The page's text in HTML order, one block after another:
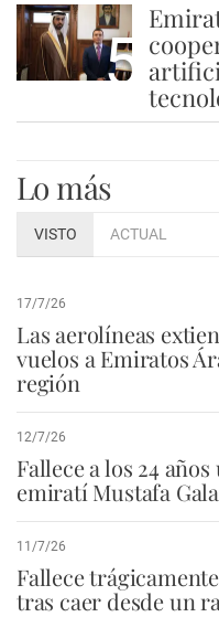
5
Lo más
VISTO ACTUAL
17/7/26
Las aerolíneas
vuelos a Emiratos
región
12/7/26
Fallece a los 24
emiratí Mustafa
11/7/26
Fallece
tras caer desde un